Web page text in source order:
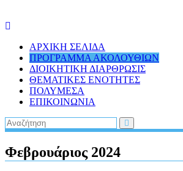
ΑΡΧΙΚΗ ΣΕΛΙΔΑ
ΠΡΟΓΡΑΜΜΑ ΑΚΟΛΟΥΘΙΩΝ
ΔΙΟΙΚΗΤΙΚΗ ΔΙΑΡΘΡΩΣΙΣ
ΘΕΜΑΤΙΚΕΣ ΕΝΟΤΗΤΕΣ
ΠΟΛΥΜΕΣΑ
ΕΠΙΚΟΙΝΩΝΙΑ
Φεβρουάριος 2024